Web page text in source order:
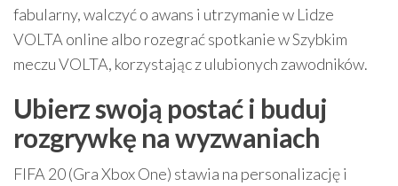
fabularny, walczyć o awans i utrzymanie w Lidze
VOLTA online albo rozegrać spotkanie w Szybkim
meczu VOLTA, korzystając z ulubionych zawodników.
Ubierz swoją postać i buduj
rozgrywkę na wyzwaniach
FIFA 20 (Gra Xbox One) stawia na personalizację i